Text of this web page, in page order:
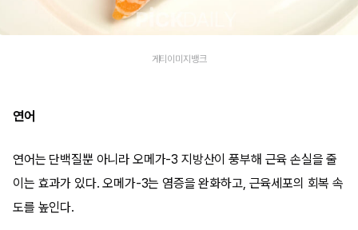
게티이미지뱅크
연어
연어는 단백질뿐 아니라 오메가-3 지방산이 풍부해 근육 손실을 줄
이는 효과가 있다. 오메가-3는 염증을 완화하고, 근육세포의 회복 속
도를 높인다.